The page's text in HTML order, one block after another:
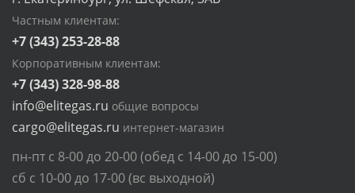
Частным клиентам:
+7 (343) 253-28-88
Корпоративным клиентам:
+7 (343) 328-98-88
info@elitegas.ru общие вопросы
cargo@elitegas.ru интернет-магазин
пн-пт с 8-00 до 20-00 (обед с 14-00 до 15-00)
сб с 10-00 до 17-00 (вс выходной)